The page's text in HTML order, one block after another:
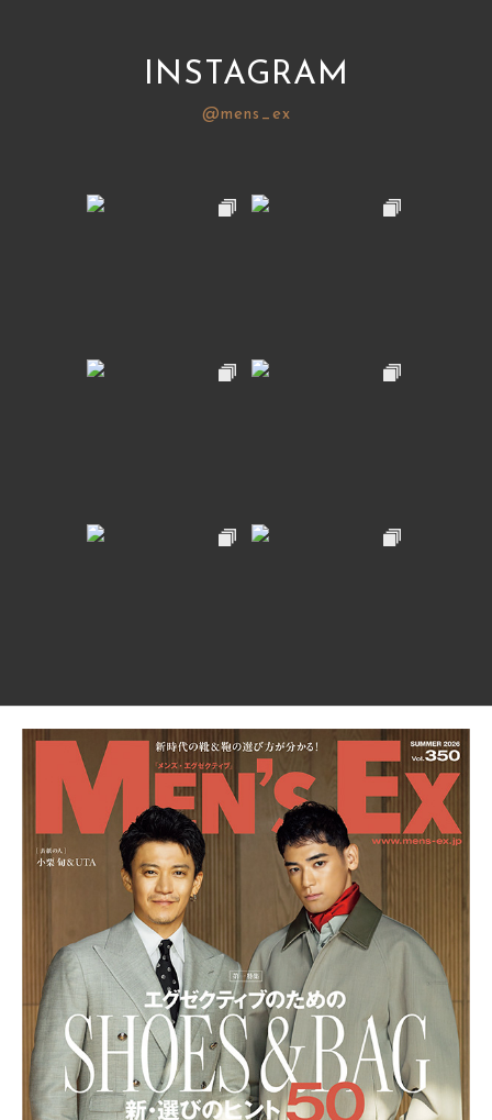
INSTAGRAM
@mens_ex